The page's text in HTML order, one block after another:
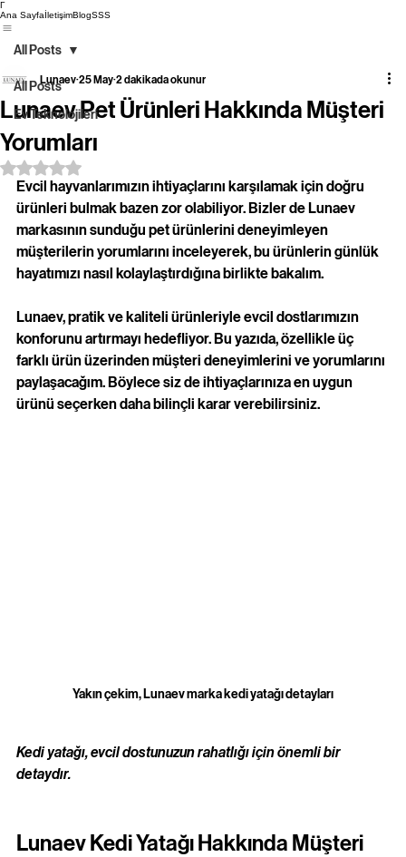
Γ
Ana SayfaİletişimBlogSSS
All Posts
Ev Teknolojileri
All Posts
Lunaev Pet Ürünleri Hakkında Müşteri
Yorumları
Lunaev 25 May 2 dakikada okunur
5 üzerinden NaN yıldız
Evcil hayvanlarımızın ihtiyaçlarını karşılamak için doğru
ürünleri bulmak bazen zor olabiliyor. Bizler de Lunaev
markasının sunduğu pet ürünlerini deneyimleyen
müşterilerin yorumlarını inceleyerek, bu ürünlerin günlük
hayatımızı nasıl kolaylaştırdığına birlikte bakalım.
Lunaev, pratik ve kaliteli ürünleriyle evcil dostlarımızın
konforunu artırmayı hedefliyor. Bu yazıda, özellikle üç
farklı ürün üzerinden müşteri deneyimlerini ve yorumlarını
paylaşacağım. Böylece siz de ihtiyaçlarınıza en uygun
ürünü seçerken daha bilinçli karar verebilirsiniz.
Yakın çekim, Lunaev marka kedi yatağı detayları
Kedi yatağı, evcil dostunuzun rahatlığı için önemli bir
detaydır.
Lunaev Kedi Yatağı Hakkında Müşteri